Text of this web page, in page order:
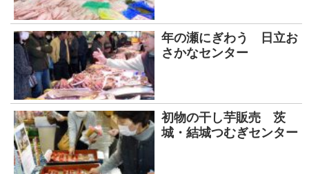
年の瀬にぎわう 日立お
さかなセンター
初物の干し芋販売 茨
城・結城つむぎセンター